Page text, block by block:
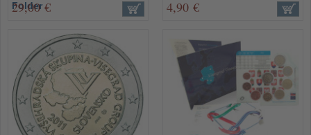
Folder
29,00 € 4,90 €